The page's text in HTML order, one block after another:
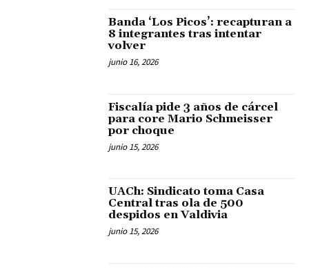
Banda ‘Los Picos’: recapturan a
8 integrantes tras intentar
volver
junio 16, 2026
Fiscalía pide 3 años de cárcel
para core Mario Schmeisser
por choque
junio 15, 2026
UACh: Sindicato toma Casa
Central tras ola de 500
despidos en Valdivia
junio 15, 2026